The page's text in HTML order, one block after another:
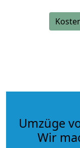
Umzüge
Wir